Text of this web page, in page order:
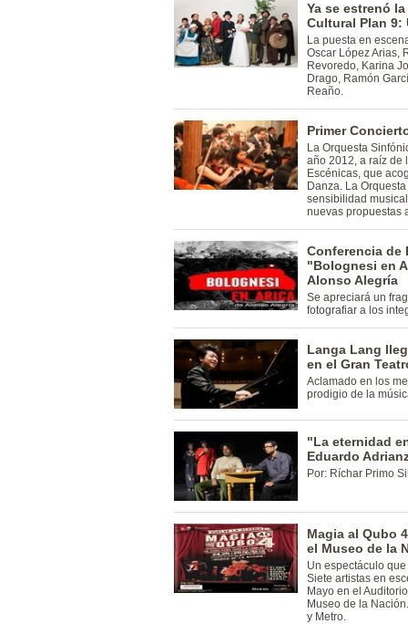
Ya se estrenó
Cultural Plan 9:
La puesta en
Oscar López Arias,
Revoredo, Karina
Drago, Ramón
Reaño.
Primer
La Orquesta
año 2012, a raíz de
Escénicas, que
Danza. La
sensibilidad
nuevas propuestas
Conferencia de
"Bolognesi en
Alonso Alegría
Se apreciará un
fotografiar a los
Langa Lang
en el Gran
Aclamado en los
prodigio de la
"La eternidad
Eduardo
Por: Ríchar Primo
Magia al Qubo
el Museo de la
Un espectáculo
Siete artistas en
Mayo en el
Museo de la
y Metro.